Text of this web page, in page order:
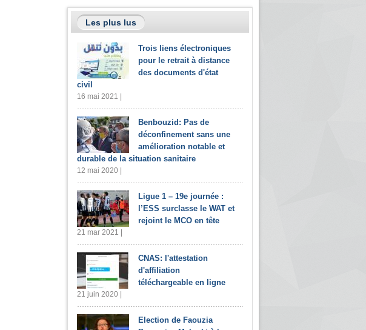
Les plus lus
Trois liens électroniques
pour le retrait à distance
des documents d'état
civil
16 mai 2021 |
Benbouzid: Pas de
déconfinement sans une
amélioration notable et
durable de la situation sanitaire
12 mai 2020 |
Ligue 1 – 19e journée :
l’ESS surclasse le WAT et
rejoint le MCO en tête
21 mar 2021 |
CNAS: l'attestation
d'affiliation
téléchargeable en ligne
21 juin 2020 |
Election de Faouzia